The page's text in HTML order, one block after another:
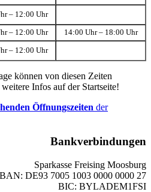
– 12:00 Uhr
– 12:00 Uhr 14:00 Uhr – 18:00 Uhr
– 12:00 Uhr
können von diesen Zeiten
Infos auf der Startseite!
Öffnungszeiten der
Bankverbindungen
Sparkasse Freising Moosburg
DE93 7005 1003 0000 0000 27
BIC: BYLADEM1FSI